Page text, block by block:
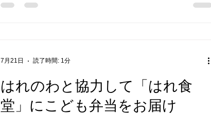
る、はれ食堂の無料弁当 はれ食堂の無料弁当は、 「欲し
した。 第1回：彩り野菜のポークカレー （蜜柑ゼリー付
き） 15種のスパイス × あめ色玉ねぎ × 5種のフルーツ。
子どもにやさしい甘みの、自家製ポークカレー。 第2回：
まるでお肉な！チキンサンド 人参ラペ添え（苺ゼリー
はれのわと協力して「はれ食
堂」にこども弁当をお届け
7月21日 読了時間: 1分